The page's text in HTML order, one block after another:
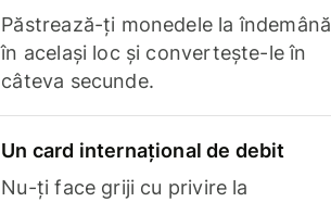
Păstrează-ți monedele la îndemână
în același loc și convertește-le în
câteva secunde.
Un card internațional de debit
Nu-ți face griji cu privire la